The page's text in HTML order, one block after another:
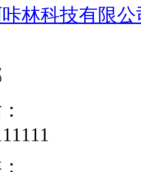
咔林科技有限